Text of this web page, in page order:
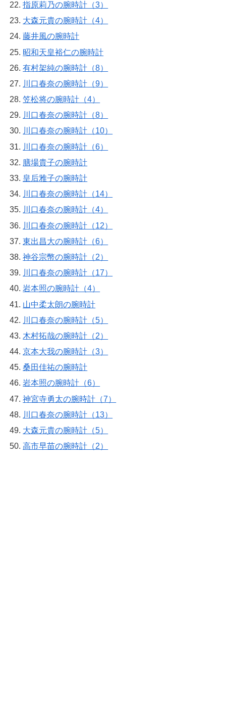
指原莉乃の腕時計（3）
大森元貴の腕時計（4）
藤井風の腕時計
昭和天皇裕仁の腕時計
有村架純の腕時計（8）
川口春奈の腕時計（9）
笠松将の腕時計（4）
川口春奈の腕時計（8）
川口春奈の腕時計（10）
川口春奈の腕時計（6）
膳場貴子の腕時計
皇后雅子の腕時計
川口春奈の腕時計（14）
川口春奈の腕時計（4）
川口春奈の腕時計（12）
東出昌大の腕時計（6）
神谷宗幣の腕時計（2）
川口春奈の腕時計（17）
岩本照の腕時計（4）
山中柔太朗の腕時計
川口春奈の腕時計（5）
木村拓哉の腕時計（2）
京本大我の腕時計（3）
桑田佳祐の腕時計
岩本照の腕時計（6）
神宮寺勇太の腕時計（7）
川口春奈の腕時計（13）
大森元貴の腕時計（5）
高市早苗の腕時計（2）